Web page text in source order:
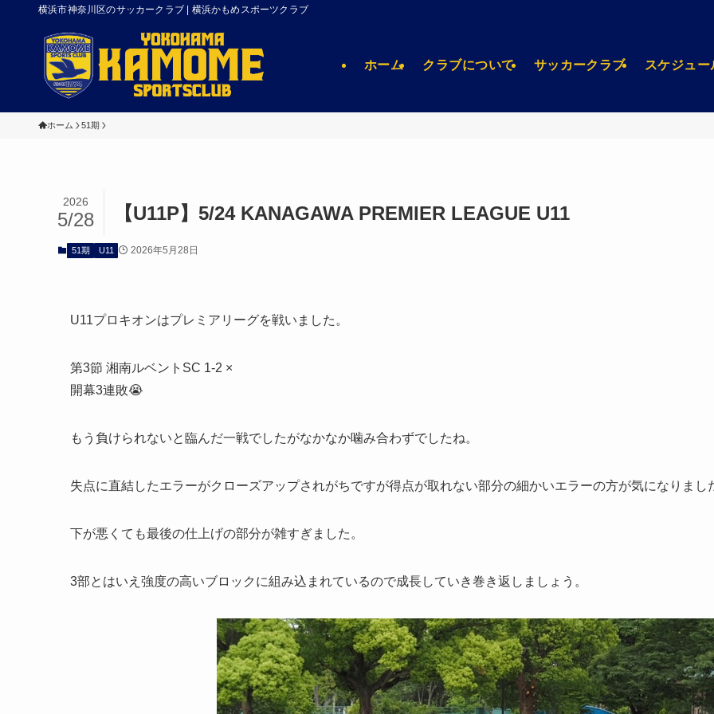
横浜市神奈川区のサッカークラブ | 横浜かもめスポーツクラブ
ホーム クラブについて サッカークラブ スケジュー
ホーム 51期
【U11P】5/24 KANAGAWA PREMIER LEAGUE U11
2026
5/28
51期 U11 2026年5月28日
U11プロキオンはプレミアリーグを戦いました。
第3節 湘南ルベントSC 1-2 ×
開幕3連敗😭
もう負けられないと臨んだ一戦でしたがなかなか噛み合わずでしたね。
失点に直結したエラーがクローズアップされがちですが得点が取れない部分の細かいエラーの方が気になりまし
下が悪くても最後の仕上げの部分が雑すぎました。
3部とはいえ強度の高いブロックに組み込まれているので成長していき巻き返しましょう。